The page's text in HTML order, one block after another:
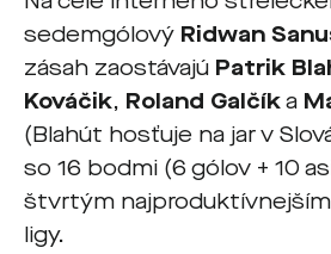
sedemgólový Ridwan
zásah zaostávajú Patrik
Kováčik, Roland Galčíka
(Blahút hosťuje na jar v
so 16 bodmi (6 gólov + 10
štvrtým
ligy.